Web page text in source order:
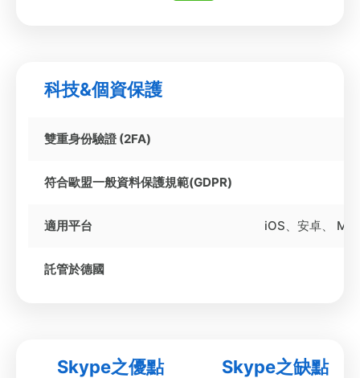
科技&個資保護
雙重身份驗證 (2FA)
符合歐盟一般資料保護規範(GDPR)
適用平台 iOS、安卓、
託管於德國
Skype之優點 Skype之缺點